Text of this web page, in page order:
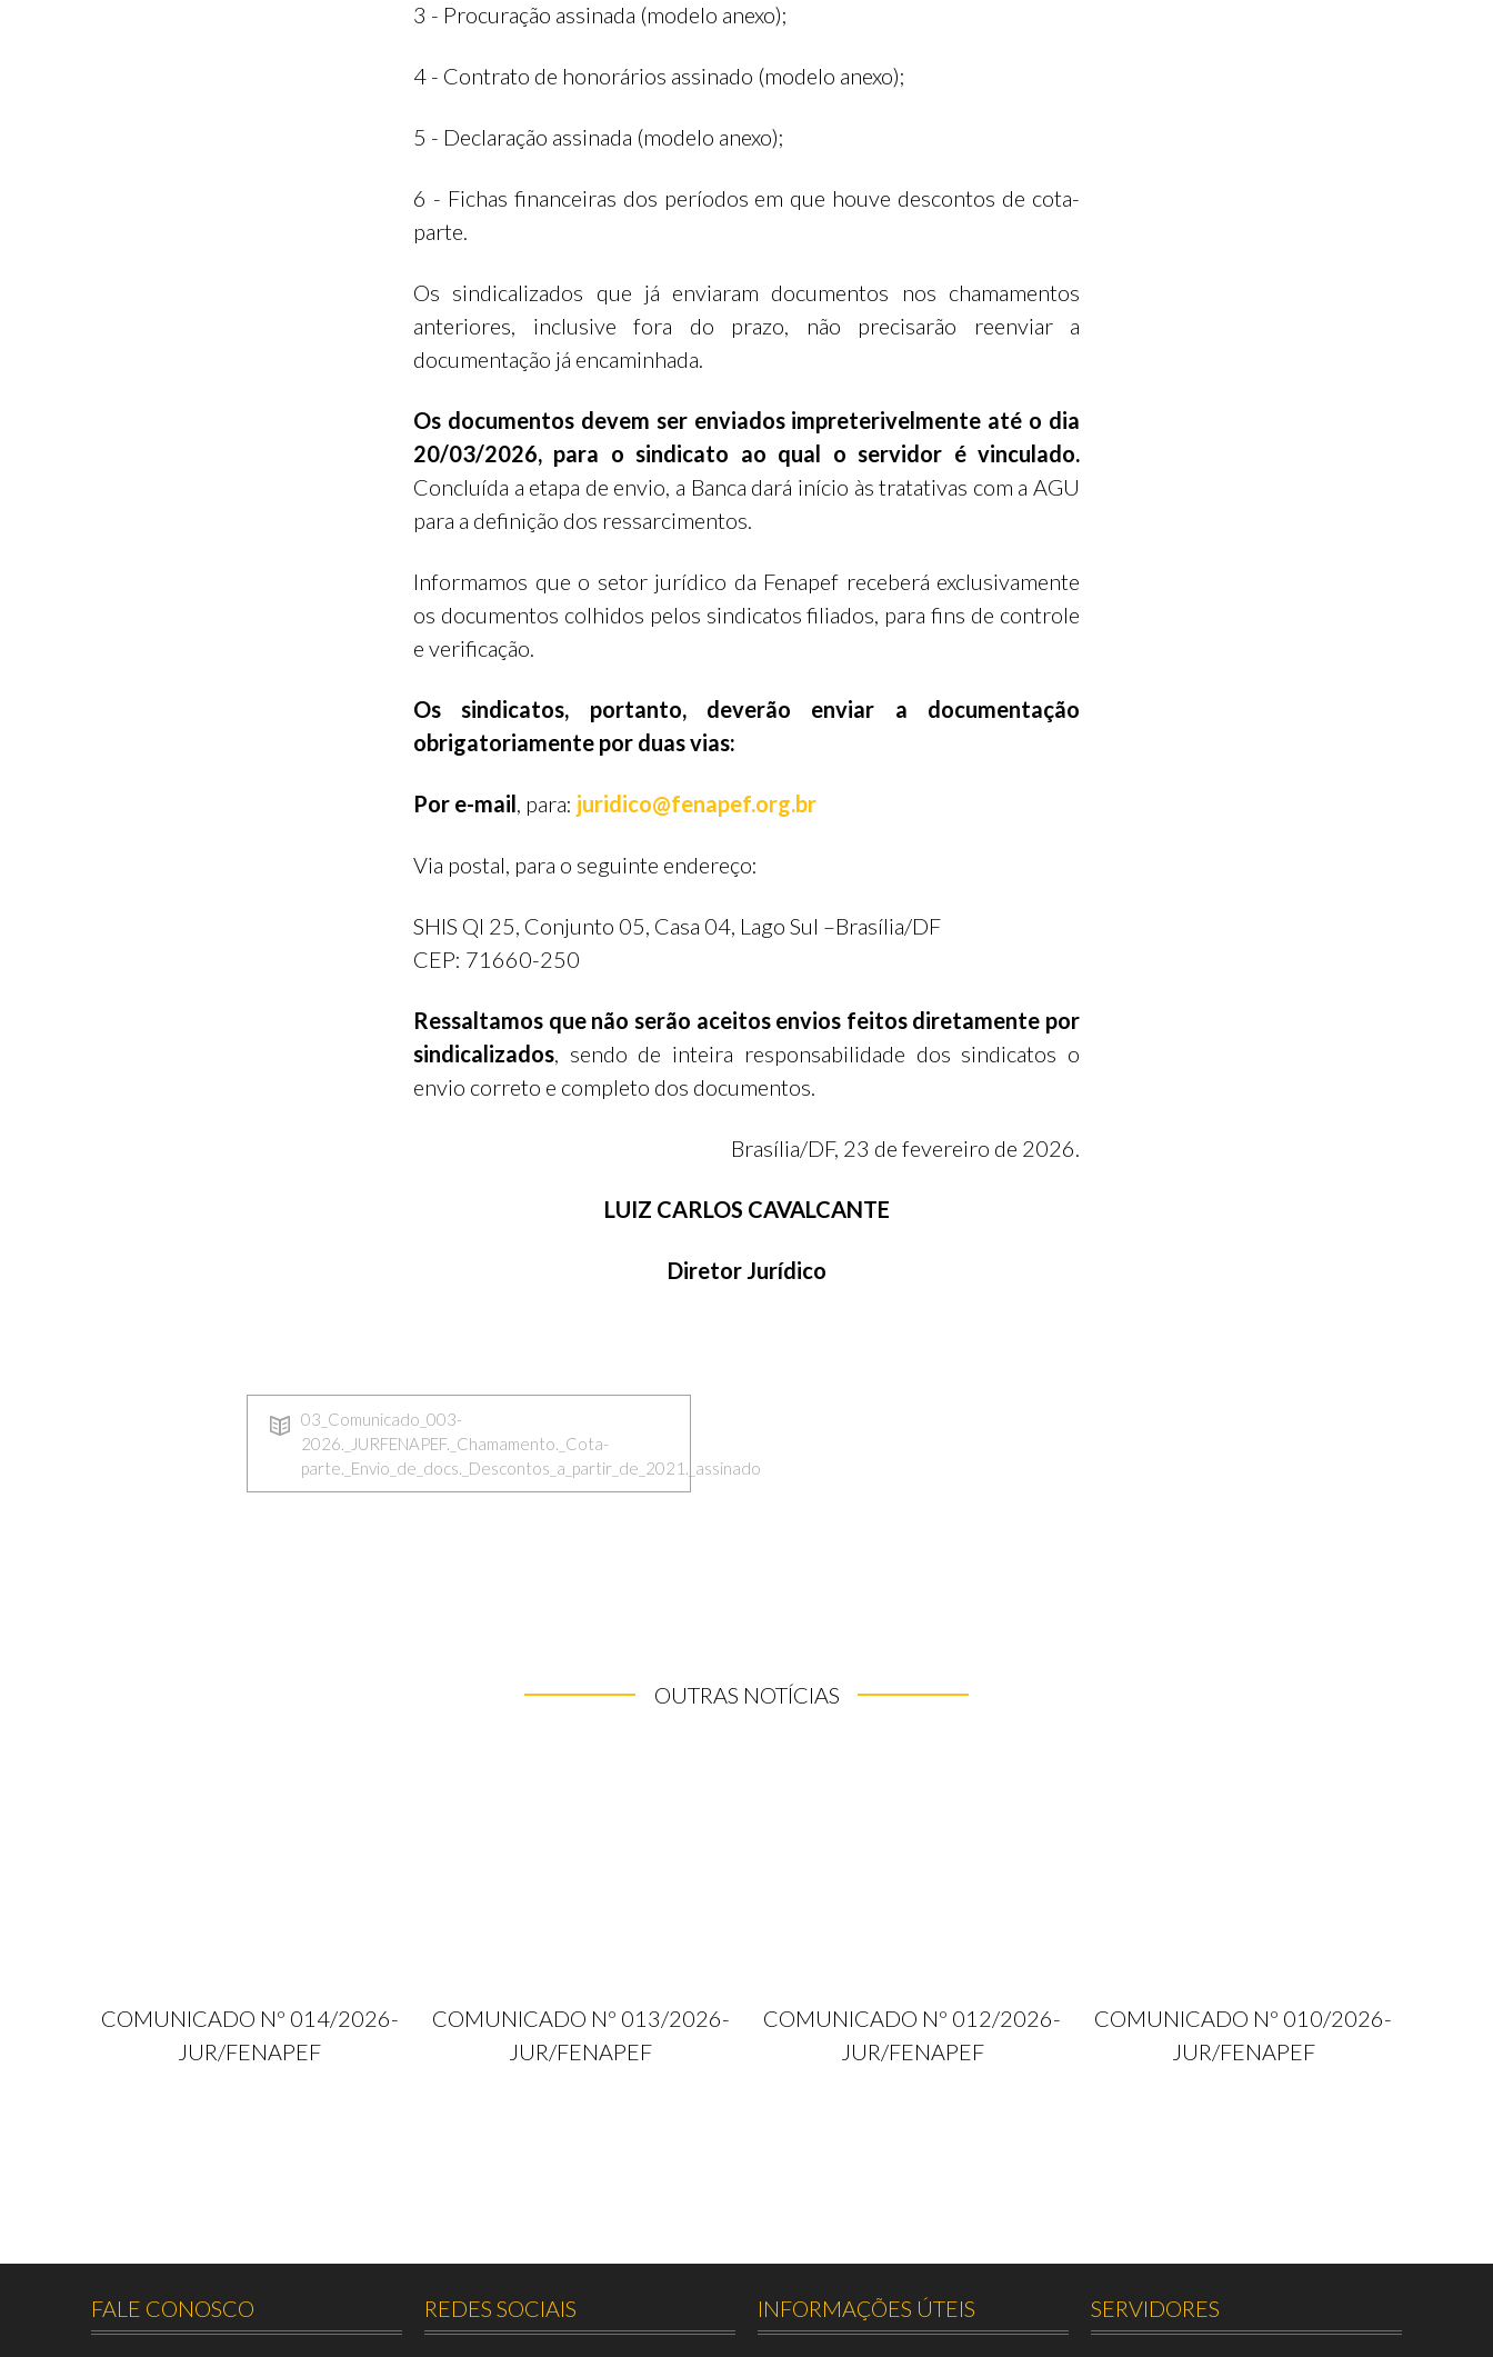
3 - Procuração assinada (modelo anexo);
4 - Contrato de honorários assinado (modelo anexo);
5 - Declaração assinada (modelo anexo);
6 - Fichas financeiras dos períodos em que houve descontos de cota-
parte.
Os sindicalizados que já enviaram documentos nos chamamentos
anteriores, inclusive fora do prazo, não precisarão reenviar a
documentação já encaminhada.
Os documentos devem ser enviados impreterivelmente até o dia
20/03/2026, para o sindicato ao qual o servidor é vinculado.
Concluída a etapa de envio, a Banca dará início às tratativas com a AGU
para a definição dos ressarcimentos.
Informamos que o setor jurídico da Fenapef receberá exclusivamente
os documentos colhidos pelos sindicatos filiados, para fins de controle
e verificação.
Os sindicatos, portanto, deverão enviar a documentação
obrigatoriamente por duas vias:
Por e-mail, para: juridico@fenapef.org.br
Via postal, para o seguinte endereço:
SHIS QI 25, Conjunto 05, Casa 04, Lago Sul –Brasília/DF
CEP: 71660-250
Ressaltamos que não serão aceitos envios feitos diretamente por
sindicalizados, sendo de inteira responsabilidade dos sindicatos o
envio correto e completo dos documentos.
Brasília/DF, 23 de fevereiro de 2026.
LUIZ CARLOS CAVALCANTE
Diretor Jurídico
03_Comunicado_003-
2026._JURFENAPEF._Chamamento._Cota-
parte._Envio_de_docs._Descontos_a_partir_de_2021._assinado
OUTRAS NOTÍCIAS
COMUNICADO Nº 014/2026-
JUR/FENAPEF
COMUNICADO Nº 013/2026-
JUR/FENAPEF
COMUNICADO Nº 012/2026-
JUR/FENAPEF
COMUNICADO Nº 010/2026-
JUR/FENAPEF
FALE CONOSCO REDES SOCIAIS INFORMAÇÕES ÚTEIS SERVIDORES